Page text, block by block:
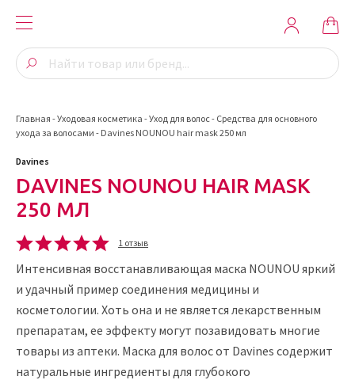
Главная -Уходовая косметика -Уход для волос- Средства для основного
ухода за волосами - Davines NOUNOU hair mask 250 мл
Davines
DAVINES NOUNOU HAIR MASK
250 МЛ
1 отзыв
Интенсивная восстанавливающая маска NOUNOU яркий
и удачный пример соединения медицины и
косметологии. Хоть она и не является лекарственным
препаратам, ее эффекту могут позавидовать многие
товары из аптеки. Маска для волос от Davines содержит
натуральные ингредиенты для глубокого